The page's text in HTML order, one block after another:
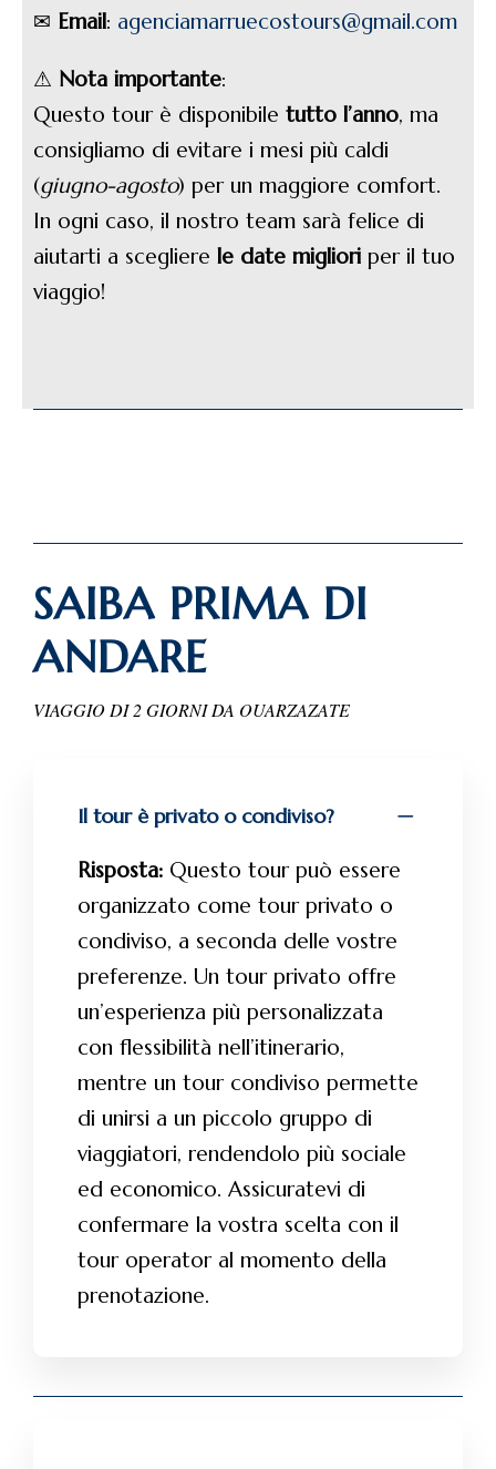
✉ Email: agenciamarruecostours@gmail.com
⚠ Nota importante:
Questo tour è disponibile tutto l’anno, ma
consigliamo di evitare i mesi più caldi
(giugno-agosto) per un maggiore comfort.
In ogni caso, il nostro team sarà felice di
aiutarti a scegliere le date migliori per il tuo
viaggio!
SAIBA PRIMA DI
ANDARE
VIAGGIO DI 2 GIORNI DA OUARZAZATE
Il tour è privato o condiviso?
Risposta: Questo tour può essere
organizzato come tour privato o
condiviso, a seconda delle vostre
preferenze. Un tour privato offre
un’esperienza più personalizzata
con flessibilità nell’itinerario,
mentre un tour condiviso permette
di unirsi a un piccolo gruppo di
viaggiatori, rendendolo più sociale
ed economico. Assicuratevi di
confermare la vostra scelta con il
tour operator al momento della
prenotazione.